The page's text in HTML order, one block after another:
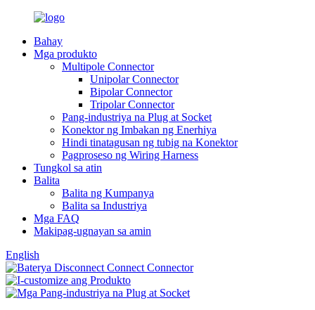
Bahay
Mga produkto
Multipole Connector
Unipolar Connector
Bipolar Connector
Tripolar Connector
Pang-industriya na Plug at Socket
Konektor ng Imbakan ng Enerhiya
Hindi tinatagusan ng tubig na Konektor
Pagproseso ng Wiring Harness
Tungkol sa atin
Balita
Balita ng Kumpanya
Balita sa Industriya
Mga FAQ
Makipag-ugnayan sa amin
English